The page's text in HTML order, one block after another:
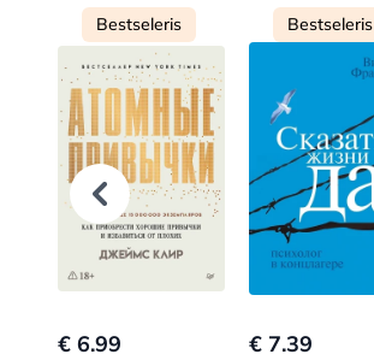
Bestseleris
€ 6.99
Bestseleris
€ 7.39